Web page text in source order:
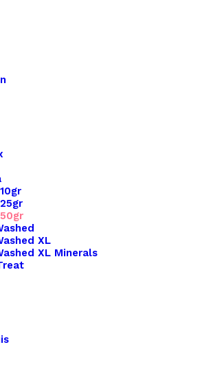
XL
XL Minerals
verlanglijst
verzonden